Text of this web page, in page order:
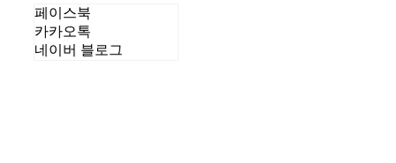
페이스북
카카오톡
네이버 블로그